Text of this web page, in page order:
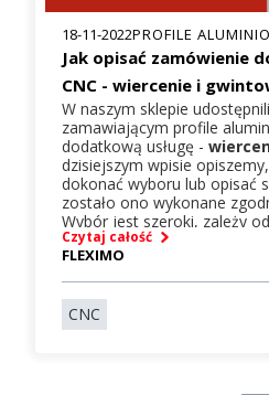
PROFILE
18-11-2022
Jak opisać zamówienie
CNC - wiercenie i
W naszym sklepie
zamawiającym profile
dodatkową usługę -
dzisiejszym wpisie
dokonać wyboru lub opisać
zostało ono wykonane
Wybór jest szeroki, zależy
Czytaj całość
FLEXIMO
CNC